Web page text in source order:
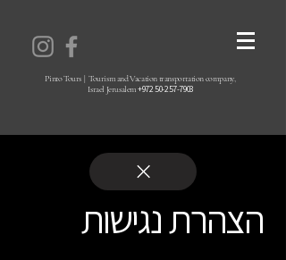
Pinto Tours | Tourism and Vacation transportation company,
Israel Jerusalem ⁦+972 50-257-7903⁩
הצהרת נגישות